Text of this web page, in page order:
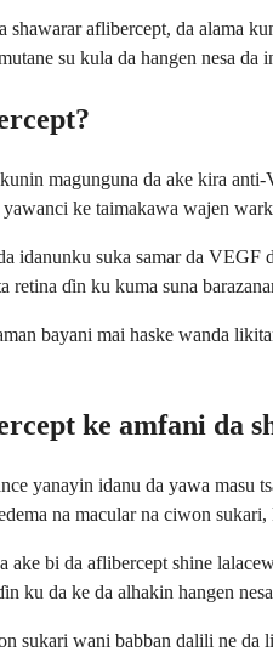
shawarar aflibercept, da alama
su kula da hangen nesa da
magunguna da ake kira
ke taimakawa wajen
idanunku suka samar da VEGF
retina ɗin ku kuma suna
bayani mai haske wanda
ke amfani da
yanayin idanu da yawa masu
na macular na ciwon
ake bi da aflibercept shine
ku da ke da alhakin hangen
sukari wani babban dalili ne da